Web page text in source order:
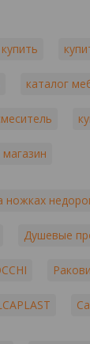
каталог
ножках
Душевые